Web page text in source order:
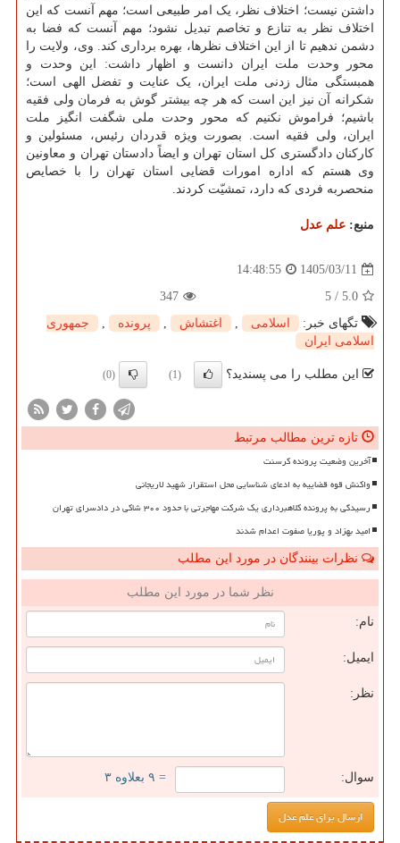
داشتن نیست؛ اختلاف نظر، یک امر طبیعی است؛ مهم آنست که این
اختلاف نظر به تنازع و تخاصم تبدیل نشود؛ مهم آنست که فضا به
دشمن ندهیم تا از این اختلاف نظرها، بهره برداری کند. وی، ولایت را
محور وحدت ملت ایران دانست و اظهار داشت: این وحدت و
همبستگی مثال زدنی ملت ایران، یک عنایت و تفضل الهی است؛
شکرانه آن نیز این است که هر چه بیشتر گوش به فرمان ولی فقیه
باشیم؛ فراموش نکنیم که محور وحدت ملی شگفت انگیز ملت
ایران، ولی فقیه است. بصورت ویژه قدردان رئیس، مسئولین و
کارکنان دادگستری کل استان تهران و ایضاً دادستان تهران و معاونین
وی هستم که اداره امورات قضایی استان تهران را با خصایص
منحصربه فردی که دارد، تمشیّت کردند.
منبع: علم عدل
1405/03/11
14:48:55
5.0
/
5
347
تگهای خبر:
اسلامی , اغتشاش , پرونده ,
جمهوری
اسلامی ایران
این مطلب را می پسندید؟ (1)
(0)
تازه ترین مطالب مرتبط
آخرین وضعیت پرونده کرسنت
واکنش قوه قضاییه به ادعای شناسایی محل استقرار شهید لاریجانی
رسیدگی به پرونده کلاهبرداری یک شرکت مهاجرتی با حدود ۳۰۰ شاکی در دادسرای تهران
امید بهزاد و پوریا صفوت اعدام شدند
نظرات بینندگان در مورد این مطلب
نظر شما در مورد این مطلب
نام:
ایمیل:
نظر:
سوال: = ۹ بعلاوه ۳